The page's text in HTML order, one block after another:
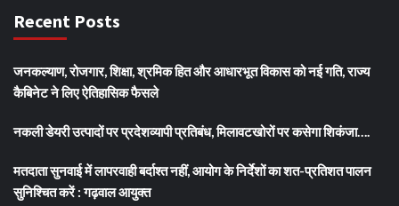
Recent Posts
जनकल्याण, रोजगार, शिक्षा, श्रमिक हित और आधारभूत विकास को नई गति, राज्य
कैबिनेट ने लिए ऐतिहासिक फैसले
नकली डेयरी उत्पादों पर प्रदेशव्यापी प्रतिबंध, मिलावटखोरों पर कसेगा शिकंजा….
मतदाता सुनवाई में लापरवाही बर्दाश्त नहीं, आयोग के निर्देशों का शत-प्रतिशत पालन
सुनिश्चित करें : गढ़वाल आयुक्त